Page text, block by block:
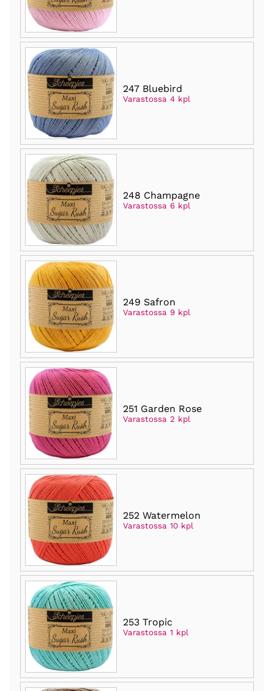
247 Bluebird
Varastossa 4 kpl
248 Champagne
Varastossa 6 kpl
249 Safron
Varastossa 9 kpl
251 Garden Rose
Varastossa 2 kpl
252 Watermelon
Varastossa 10 kpl
253 Tropic
Varastossa 1 kpl